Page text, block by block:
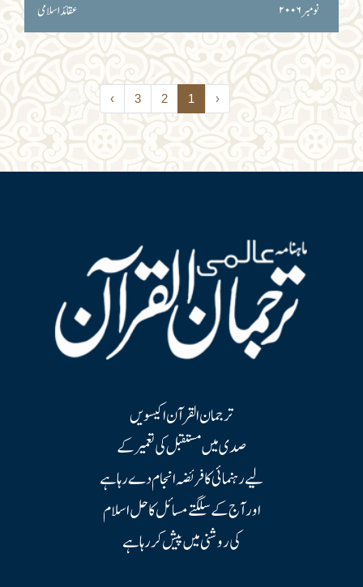
نومبر۲۰۰۶ عقائد اسلامی
‹
1
2
3
›
ترجمان القرآن اکیسویں
صدی میں مستقبل کی تعمیر کے
لیے رہنمائی کا فریضہ انجام دے رہا ہے
اور آج کے سلگتے مسائل کا حل اسلام
کی روشنی میں پیش کر رہا ہے